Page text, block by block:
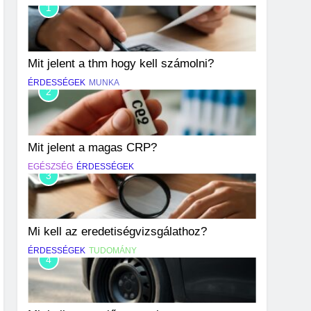
1
Mit jelent a thm hogy kell számolni?
ÉRDESSÉGEK MUNKA
2
Mit jelent a magas CRP?
EGÉSZSÉG ÉRDESSÉGEK
3
Mi kell az eredetiségvizsgálathoz?
ÉRDESSÉGEK TUDOMÁNY
4